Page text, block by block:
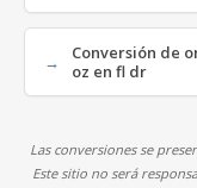
Conversión de
oz en fl dr
Las conversiones se
Este sitio no será